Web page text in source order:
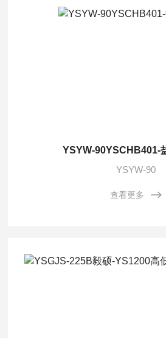
YSYW-90YSCHB401-
YSYW-90
查看更多